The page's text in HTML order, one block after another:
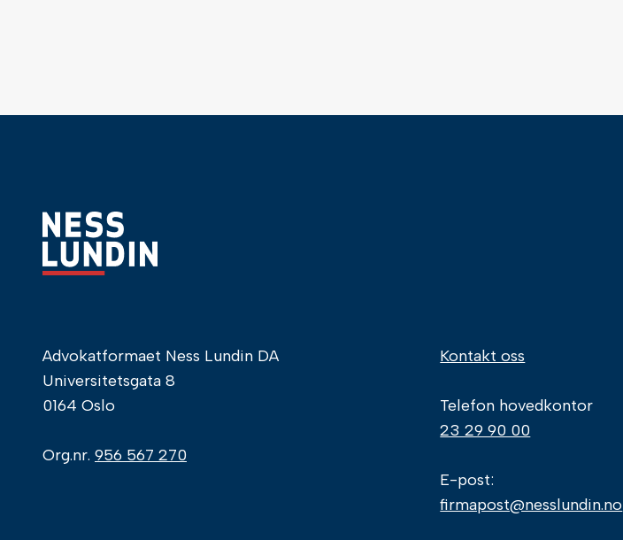
Advokatformaet Ness Lundin DA
Universitetsgata 8
0164 Oslo
Org.nr. 956 567 270
Kontakt oss
Telefon hovedkontor
23 29 90 00
E-post:
firmapost@nesslundin.no